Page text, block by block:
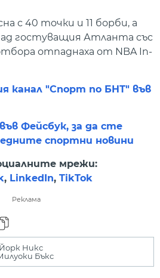
с 40 точки и 11 борби, а
гостуващия Атланта със
отпаднаха от NBA In-
канал "Спорт по БНТ" във
Фейсбук, за да сте
спортни новини
мрежи:
, LinkedIn, TikTok
Реклама
Никс
Бъкс